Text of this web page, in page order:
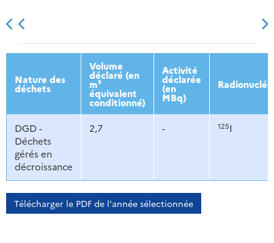
2013 2014 2015 2016
Nature des
déchets
Volume
déclaré (en
m³
équivalent
conditionné)
Activité
déclarée
(en
MBq)
DGD -
Déchets
gérés en
décroissance
2,7 - 125I
Télécharger le PDF de l'année sélectionnée